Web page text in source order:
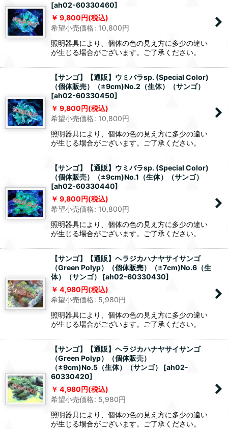
[ah02-60330460]
9,800円(税込)
希望小売価格: 10,800円
照明器具により、個体の色の見え方に多少の違い
が生じる場合がございます。ご了承ください。
【サンゴ】【通販】ウミバラsp. (Special Color)
（個体販売）（±9cm)No.2（生体）（サンゴ）
[ah02-60330450]
9,800円(税込)
希望小売価格: 10,800円
照明器具により、個体の色の見え方に多少の違い
が生じる場合がございます。ご了承ください。
【サンゴ】【通販】ウミバラsp. (Special Color)
（個体販売）（±9cm)No.1（生体）（サンゴ）
[ah02-60330440]
9,800円(税込)
希望小売価格: 10,800円
照明器具により、個体の色の見え方に多少の違い
が生じる場合がございます。ご了承ください。
【サンゴ】【通販】ヘラジカハナヤサイサンゴ
（Green Polyp）（個体販売）（±7cm)No.6（生
体）（サンゴ）
[ah02-60330430]
4,980円(税込)
希望小売価格: 5,980円
照明器具により、個体の色の見え方に多少の違い
が生じる場合がございます。ご了承ください。
【サンゴ】【通販】ヘラジカハナヤサイサンゴ
（Green Polyp）（個体販売）
（±9cm)No.5（生体）（サンゴ）
[ah02-
60330420]
4,980円(税込)
希望小売価格: 5,980円
照明器具により、個体の色の見え方に多少の違い
が生じる場合がございます。ご了承ください。